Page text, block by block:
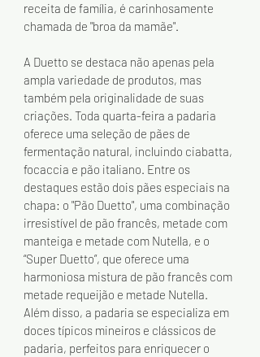
receita de família, é carinhosamente
chamada de "broa da mamãe".
A Duetto se destaca não apenas pela
ampla variedade de produtos, mas
também pela originalidade de suas
criações. Toda quarta-feira a padaria
oferece uma seleção de pães de
fermentação natural, incluindo ciabatta,
focaccia e pão italiano. Entre os
destaques estão dois pães especiais na
chapa: o "Pão Duetto", uma combinação
irresistível de pão francês, metade com
manteiga e metade com Nutella, e o
“Super Duetto”, que oferece uma
harmoniosa mistura de pão francês com
metade requeijão e metade Nutella.
Além disso, a padaria se especializa em
doces típicos mineiros e clássicos de
padaria, perfeitos para enriquecer o